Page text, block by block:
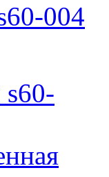
004